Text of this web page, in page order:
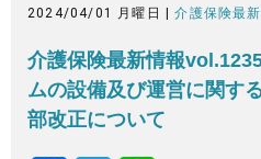
2024/04/01 月曜日 |介護保険最
介護保険最新情報
ムの設備及び運営に関す
部改正について